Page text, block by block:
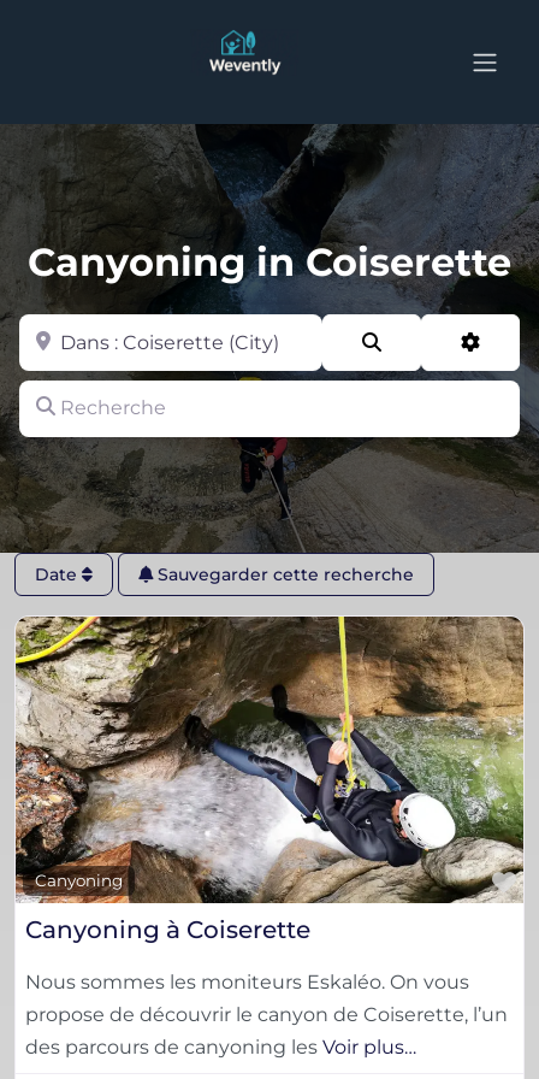
Canyoning in Coiserette
Recherche
Zone
Date Sauvegarder cette recherche
Canyoning
Canyoning à Coiserette
Nous sommes les moniteurs Eskaléo. On vous
propose de découvrir le canyon de Coiserette, l’un
des parcours de canyoning les Voir plus…